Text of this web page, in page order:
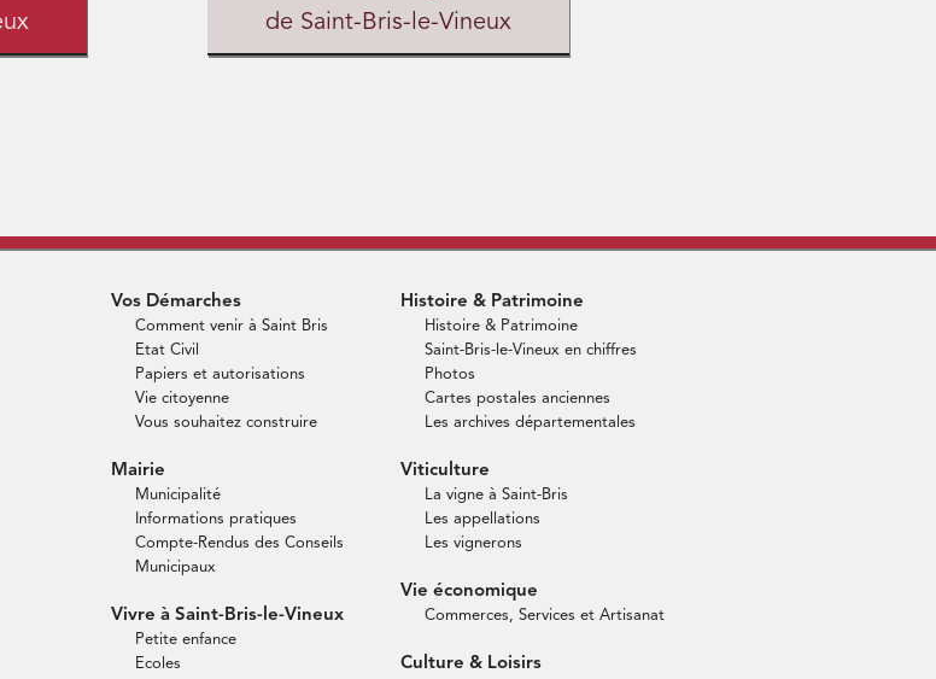
de Saint-Bris-le-Vineux
Vos Démarches
Comment venir à Saint Bris
Etat Civil
Papiers et autorisations
Vie citoyenne
Vous souhaitez construire
Mairie
Municipalité
Informations pratiques
Compte-Rendus des Conseils
Municipaux
Vivre à Saint-Bris-le-Vineux
Petite enfance
Ecoles
Histoire & Patrimoine
Histoire & Patrimoine
Saint-Bris-le-Vineux en chiffres
Photos
Cartes postales anciennes
Les archives départementales
Viticulture
La vigne à Saint-Bris
Les appellations
Les vignerons
Vie économique
Commerces, Services et Artisanat
Culture & Loisirs